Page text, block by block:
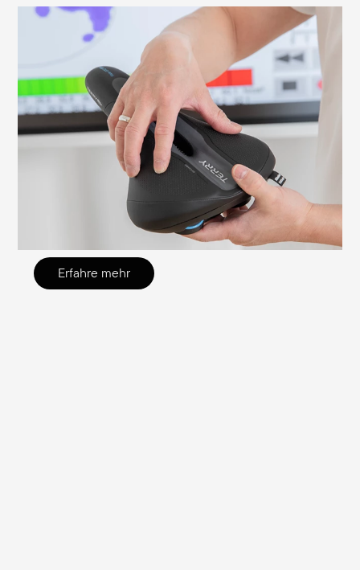
Worauf du beim Montieren deines Sattels
Es ist wichtig, den Sattel richtig
einzustellen, um Sitzbeschwerden zu
vermeiden und eine effiziente Fahrt zu
ermöglichen. Wir erklären dir hier, worauf
du achten solltest und wie du die nötigen
Einstellungen selbst überprüfen und
justieren kannst.
Erfahre mehr